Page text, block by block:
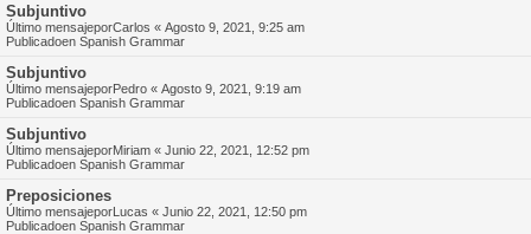
Subjuntivo
Último mensajeporCarlos « Agosto 9, 2021, 9:25 am
Publicadoen Spanish Grammar
Subjuntivo
Último mensajeporPedro « Agosto 9, 2021, 9:19 am
Publicadoen Spanish Grammar
Subjuntivo
Último mensajeporMiriam « Junio 22, 2021, 12:52 pm
Publicadoen Spanish Grammar
Preposiciones
Último mensajeporLucas « Junio 22, 2021, 12:50 pm
Publicadoen Spanish Grammar